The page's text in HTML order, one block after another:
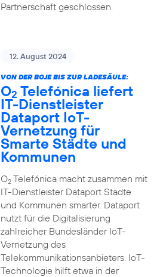
Partnerschaft geschlossen.
12. August 2024
VON DER BOJE BIS ZUR LADESÄULE:
O2 Telefónica liefert
IT-Dienstleister
Dataport IoT-
Vernetzung für
Smarte Städte und
Kommunen
O2Telefónica macht zusammen mit
IT-Dienstleister Dataport Städte
und Kommunen smarter. Dataport
nutzt für die Digitalisierung
zahlreicher Bundesländer IoT-
Vernetzung des
Telekommunikationsanbieters. IoT-
Technologie hilft etwa in der